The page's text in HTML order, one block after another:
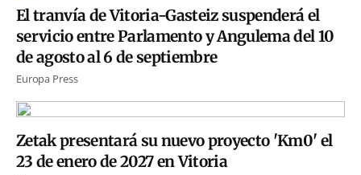
El tranvía de Vitoria-Gasteiz suspenderá el
servicio entre Parlamento y Angulema del 10
de agosto al 6 de septiembre
Europa Press
Zetak presentará su nuevo proyecto 'Km0' el
23 de enero de 2027 en Vitoria